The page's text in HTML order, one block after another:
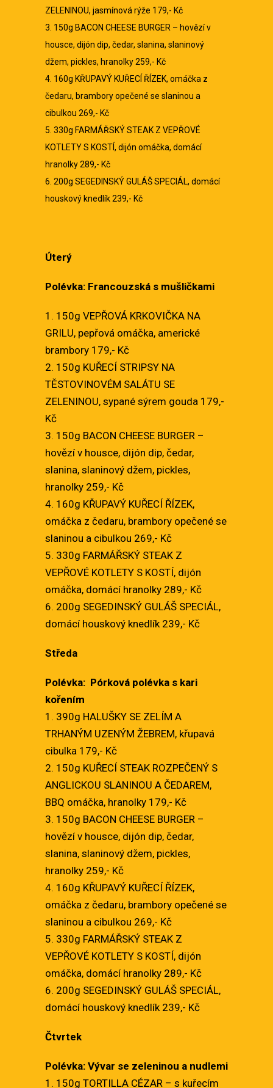
ZELENINOU, jasmínová rýže 179,- Kč
3. 150g BACON CHEESE BURGER – hovězí v
housce, dijón dip, čedar, slanina, slaninový
džem, pickles, hranolky 259,- Kč
4. 160g KŘUPAVÝ KUŘECÍ ŘÍZEK, omáčka z
čedaru, brambory opečené se slaninou a
cibulkou 269,- Kč
5. 330g FARMÁŘSKÝ STEAK Z VEPŘOVÉ
KOTLETY S KOSTÍ, dijón omáčka, domácí
hranolky 289,- Kč
6. 200g SEGEDINSKÝ GULÁŠ SPECIÁL, domácí
houskový knedlík 239,- Kč
Úterý
Polévka: Francouzská s mušličkami
1. 150g VEPŘOVÁ KRKOVIČKA NA
GRILU, pepřová omáčka, americké
brambory 179,- Kč
2. 150g KUŘECÍ STRIPSY NA
TĚSTOVINOVÉM SALÁTU SE
ZELENINOU, sypané sýrem gouda 179,-
Kč
3. 150g BACON CHEESE BURGER –
hovězí v housce, dijón dip, čedar,
slanina, slaninový džem, pickles,
hranolky 259,- Kč
4. 160g KŘUPAVÝ KUŘECÍ ŘÍZEK,
omáčka z čedaru, brambory opečené se
slaninou a cibulkou 269,- Kč
5. 330g FARMÁŘSKÝ STEAK Z
VEPŘOVÉ KOTLETY S KOSTÍ, dijón
omáčka, domácí hranolky 289,- Kč
6. 200g SEGEDINSKÝ GULÁŠ SPECIÁL,
domácí houskový knedlík 239,- Kč
Středa
Polévka: Pórková polévka s kari
kořením
1. 390g HALUŠKY SE ZELÍM A
TRHANÝM UZENÝM ŽEBREM, křupavá
cibulka 179,- Kč
2. 150g KUŘECÍ STEAK ROZPEČENÝ S
ANGLICKOU SLANINOU A ČEDAREM,
BBQ omáčka, hranolky 179,- Kč
3. 150g BACON CHEESE BURGER –
hovězí v housce, dijón dip, čedar,
slanina, slaninový džem, pickles,
hranolky 259,- Kč
4. 160g KŘUPAVÝ KUŘECÍ ŘÍZEK,
omáčka z čedaru, brambory opečené se
slaninou a cibulkou 269,- Kč
5. 330g FARMÁŘSKÝ STEAK Z
VEPŘOVÉ KOTLETY S KOSTÍ, dijón
omáčka, domácí hranolky 289,- Kč
6. 200g SEGEDINSKÝ GULÁŠ SPECIÁL,
domácí houskový knedlík 239,- Kč
Čtvrtek
Polévka: Vývar se zeleninou a nudlemi
1. 150g TORTILLA CÉZAR – s kuřecím